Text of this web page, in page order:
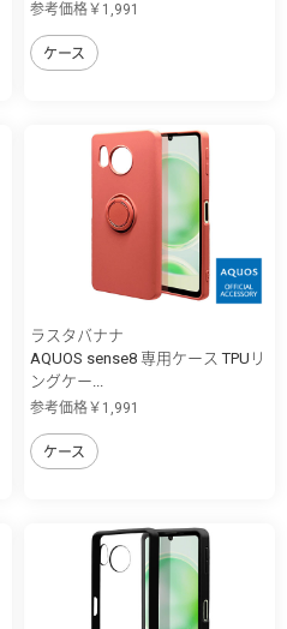
参考価格￥1,991
ケース
ラスタバナナ
AQUOS sense8 専用ケース TPUリ
ングケー...
参考価格￥1,991
ケース